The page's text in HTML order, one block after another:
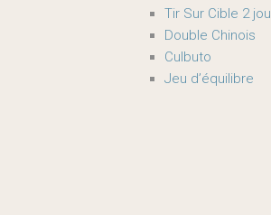
Tir Sur Cible 2
Double Chinois
Culbuto
Jeu d’équilibre